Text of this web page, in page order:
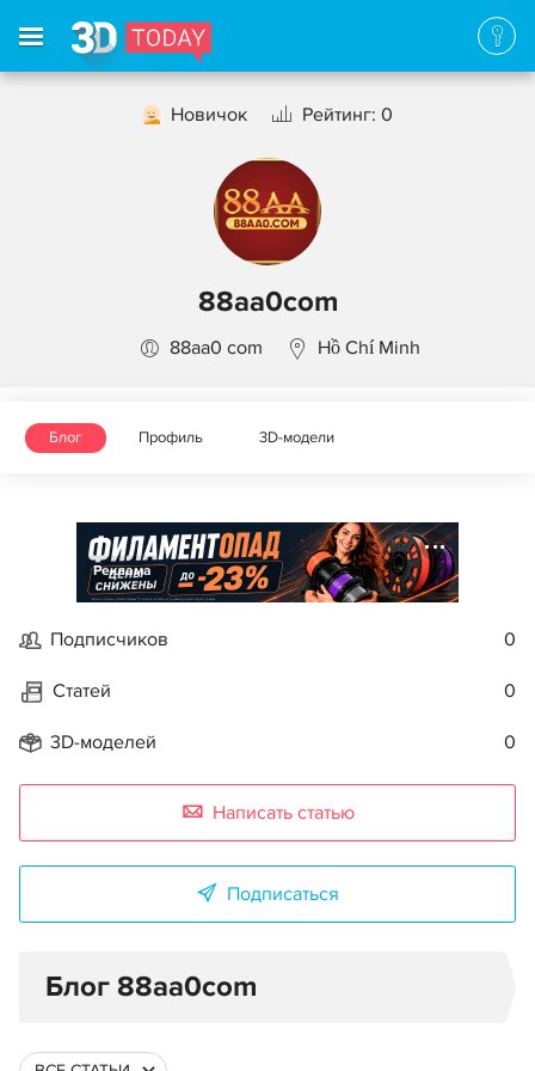
Новичок Рейтинг: 0
88aa0com
88aa0 com Hồ Chí Minh
Блог Профиль 3D-модели
Реклама
Подписчиков 0
Статей 0
3D-моделей 0
Написать статью
Подписаться
Блог 88aa0com